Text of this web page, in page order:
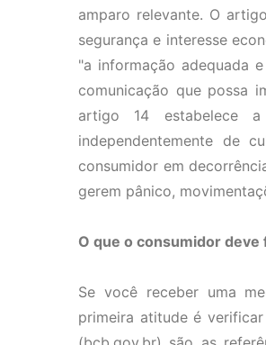
amparo relevante. O
segurança e interesse
"a informação adequada
comunicação que possa
artigo 14 estabelece
independentemente de
consumidor em
gerem pânico,
O que o consumidor deve
Se você receber uma
primeira atitude é